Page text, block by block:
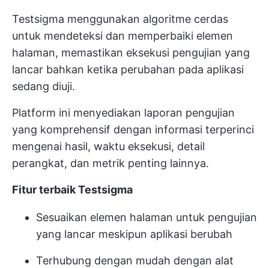
Testsigma menggunakan algoritme cerdas
untuk mendeteksi dan memperbaiki elemen
halaman, memastikan eksekusi pengujian yang
lancar bahkan ketika perubahan pada aplikasi
sedang diuji.
Platform ini menyediakan laporan pengujian
yang komprehensif dengan informasi terperinci
mengenai hasil, waktu eksekusi, detail
perangkat, dan metrik penting lainnya.
Fitur terbaik Testsigma
Sesuaikan elemen halaman untuk pengujian
yang lancar meskipun aplikasi berubah
Terhubung dengan mudah dengan alat